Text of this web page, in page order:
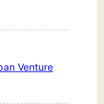
Venture